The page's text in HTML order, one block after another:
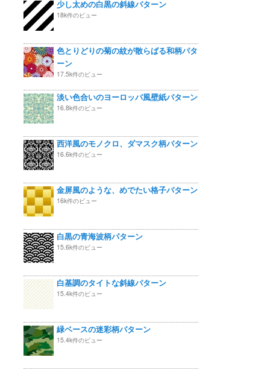
少し太めの白黒の斜線パターン
18k件のビュー
色とりどりの菊の紋が散らばる和柄パタ
ーン
17.5k件のビュー
淡い色合いのヨーロッパ風壁紙パターン
16.8k件のビュー
西洋風のモノクロ、ダマスク柄パターン
16.6k件のビュー
金屏風のような、めでたい格子パターン
16k件のビュー
白黒の青海波柄パターン
15.6k件のビュー
白基調のタイトな斜線パターン
15.4k件のビュー
緑ベースの迷彩柄パターン
15.4k件のビュー